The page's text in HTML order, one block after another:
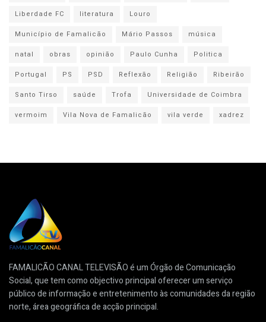
Liberdade FC
literatura
Louro
Município de Famalicão
Mário Passos
música
natal
obras opinião Paulo Cunha
Politica
Portugal
PS PSD Reflexão Religião
Ribeirão
Santo Tirso
saúde Trofa
Universidade de Coimbra
vermoim
Vila Nova de Famalicão vila verde xadrez
FAMALICÃO CANAL TELEVISÃO é um Órgão de Comunicação
Social, que tem como objectivo principal oferecer um serviço
público de informação e entretenimento às comunidades da região
norte, área geográfica de acção principal.